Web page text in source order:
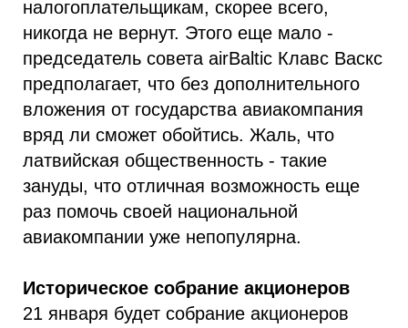
налогоплательщикам, скорее всего,
никогда не вернут. Этого еще мало -
председатель совета airBaltic Клавс Васкс
предполагает, что без дополнительного
вложения от государства авиакомпания
вряд ли сможет обойтись. Жаль, что
латвийская общественность - такие
зануды, что отличная возможность еще
раз помочь своей национальной
авиакомпании уже непопулярна.
Историческое собрание акционеров
21 января будет собрание акционеров